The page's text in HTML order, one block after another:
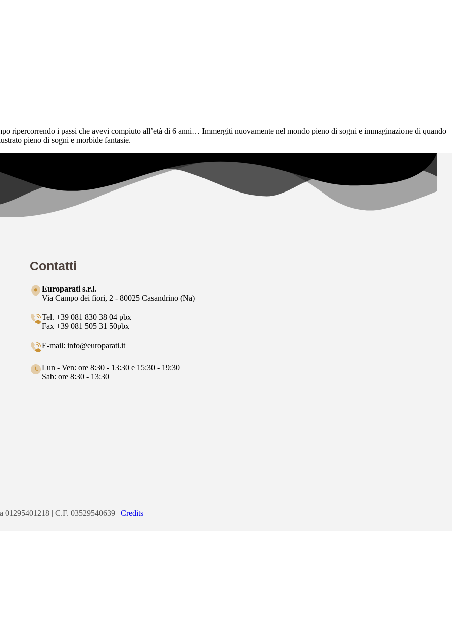
ripercorrendo i passi che avevi compiuto all’età di 6 anni… Immergiti nuovamente nel mondo pieno di sogni e immaginazione di quando
pieno di sogni e morbide fantasie.
Contatti
Europarati s.r.l.
Via Campo dei fiori, 2 - 80025 Casandrino (Na)
Tel. +39 081 830 38 04 pbx
Fax +39 081 505 31 50pbx
E-mail: info@europarati.it
Lun - Ven: ore 8:30 - 13:30 e 15:30 - 19:30
Sab: ore 8:30 - 13:30
01295401218 | C.F. 03529540639 | Credits